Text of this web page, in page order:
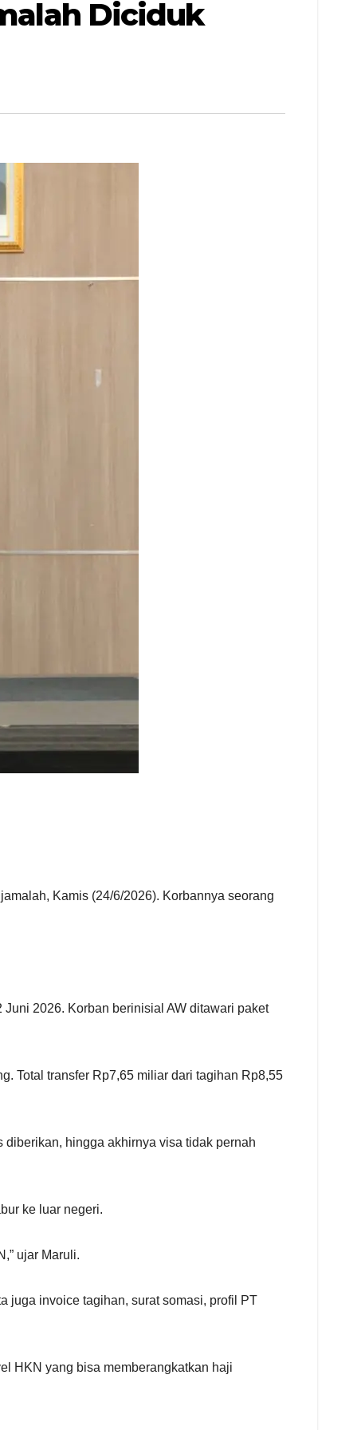
Diciduk
Kamis (24/6/2026). Korbannya seorang
2026. Korban berinisial AW ditawari paket
Total transfer Rp7,65 miliar dari tagihan Rp8,55
hingga akhirnya visa tidak pernah
ke luar negeri.
ujar Maruli.
juga invoice tagihan, surat somasi, profil PT
HKN yang bisa memberangkatkan haji